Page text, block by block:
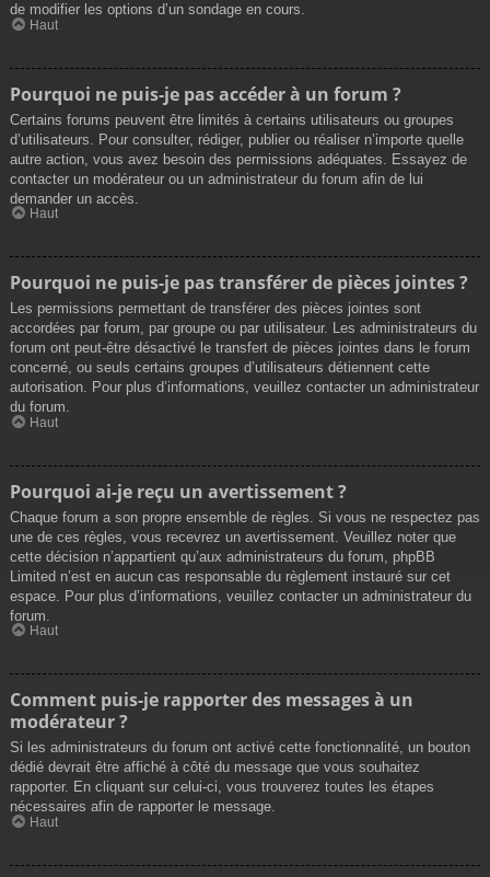
de modifier les options d’un sondage en cours.
Haut
Pourquoi ne puis-je pas accéder à un forum ?
Certains forums peuvent être limités à certains utilisateurs ou groupes
d’utilisateurs. Pour consulter, rédiger, publier ou réaliser n’importe quelle
autre action, vous avez besoin des permissions adéquates. Essayez de
contacter un modérateur ou un administrateur du forum afin de lui
demander un accès.
Haut
Pourquoi ne puis-je pas transférer de pièces jointes ?
Les permissions permettant de transférer des pièces jointes sont
accordées par forum, par groupe ou par utilisateur. Les administrateurs du
forum ont peut-être désactivé le transfert de pièces jointes dans le forum
concerné, ou seuls certains groupes d’utilisateurs détiennent cette
autorisation. Pour plus d’informations, veuillez contacter un administrateur
du forum.
Haut
Pourquoi ai-je reçu un avertissement ?
Chaque forum a son propre ensemble de règles. Si vous ne respectez pas
une de ces règles, vous recevrez un avertissement. Veuillez noter que
cette décision n’appartient qu’aux administrateurs du forum, phpBB
Limited n’est en aucun cas responsable du règlement instauré sur cet
espace. Pour plus d’informations, veuillez contacter un administrateur du
forum.
Haut
Comment puis-je rapporter des messages à un
modérateur ?
Si les administrateurs du forum ont activé cette fonctionnalité, un bouton
dédié devrait être affiché à côté du message que vous souhaitez
rapporter. En cliquant sur celui-ci, vous trouverez toutes les étapes
nécessaires afin de rapporter le message.
Haut